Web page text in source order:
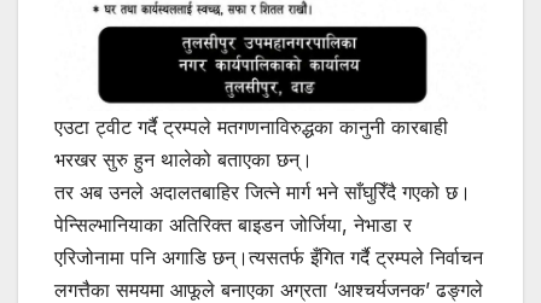
एउटा ट्वीट गर्दै ट्रम्पले मतगणनाविरुद्धका कानुनी कारबाही
भरखर सुरु हुन थालेको बताएका छन्।
तर अब उनले अदालतबाहिर जित्ने मार्ग भने साँघुरिँदै गएको छ।
पेन्सिल्भानियाका अतिरिक्त बाइडन जोर्जिया, नेभाडा र
एरिजोनामा पनि अगाडि छन्।त्यसतर्फ इँगित गर्दै ट्रम्पले निर्वाचन
लगत्तैका समयमा आफूले बनाएका अग्रता ‘आश्चर्यजनक’ ढङ्गले